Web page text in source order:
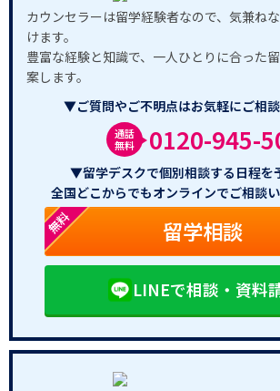
カウンセラーは留学経験者なので、気兼ね
けます。
豊富な経験と知識で、一人ひとりに合った
案します。
▼ご質問やご不明点はお気軽にご相談
通話
無料
0120-945-
▼留学デスクで個別相談する日程を
全国どこからでもオンラインでご相談
無料 留学相談
LINEで相談・資料